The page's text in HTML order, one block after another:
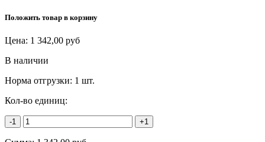
Положить товар в корзину
Цена: 1 342,00 руб
В наличии
Норма отгрузки: 1 шт.
Кол-во единиц:
-1 +1